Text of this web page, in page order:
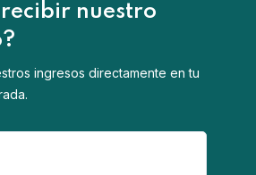
recibir nuestro
ingresos directamente en tu